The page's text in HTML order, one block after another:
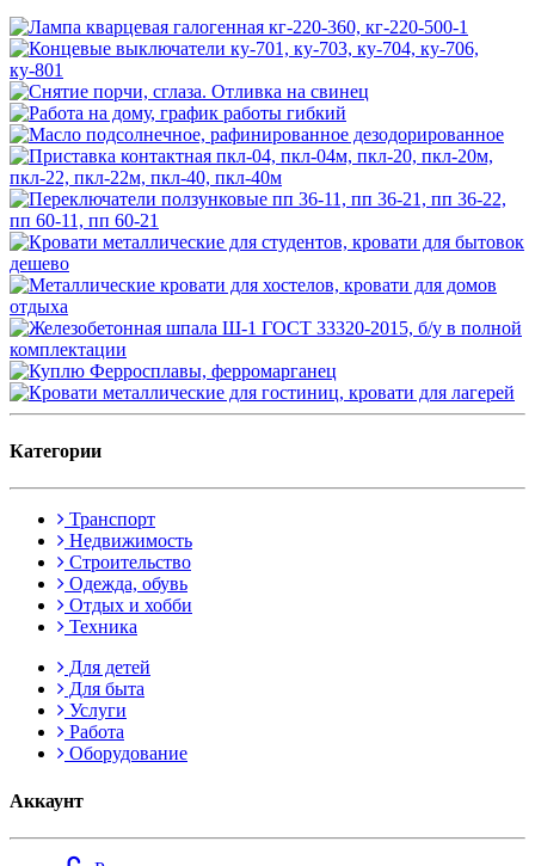
Категории
Транспорт
Недвижимость
Строительство
Одежда, обувь
Отдых и хобби
Техника
Для детей
Для быта
Услуги
Работа
Оборудование
Аккаунт